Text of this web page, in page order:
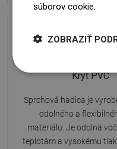
Kryt PVC
Sprchová hadica je
odolného a
materiálu. Je odolná
teplotám a vysokému
súborov cookie.
ZOBRAZIŤ